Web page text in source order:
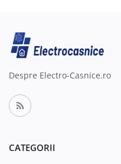
Despre Electro-Casnice.ro
CATEGORII